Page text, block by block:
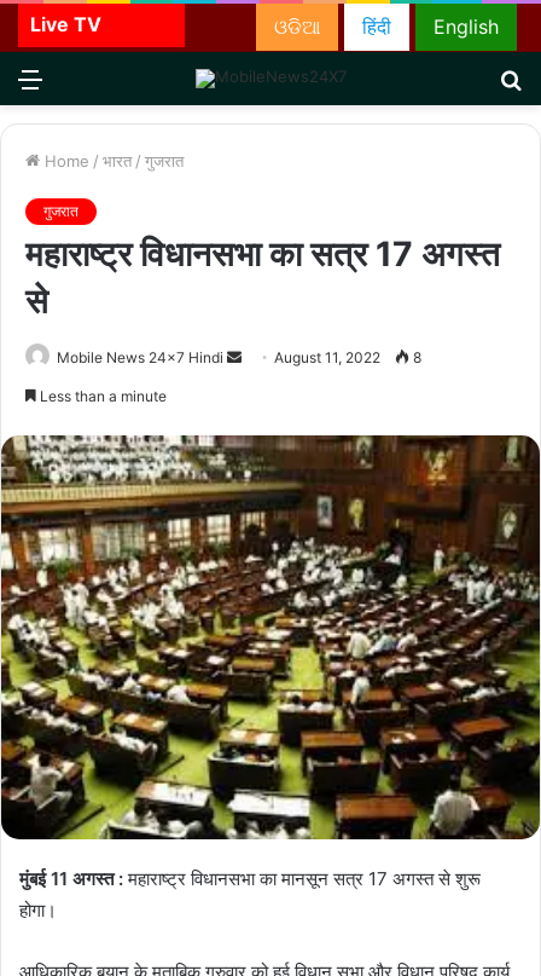
Live TV English
हिंदी
ଓଡିଆ
Menu
Home / भारत / गुजरात
गुजरात
महाराष्ट्र विधानसभा का सत्र 17 अगस्त
से
Mobile News 24x7 Hindi
SendAugust 11, 2022 8
Less than a minute
मुंबई 11 अगस्त :महाराष्ट्र विधानसभा का मानसून सत्र 17 अगस्त से शुरू
होगा।